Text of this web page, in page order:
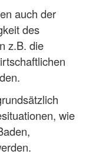
auch der
des
z.B. die
wie